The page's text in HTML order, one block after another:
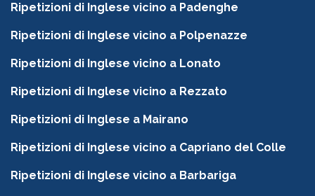
Ripetizioni di Inglese vicino a Padenghe
Ripetizioni di Inglese vicino a Polpenazze
Ripetizioni di Inglese vicino a Lonato
Ripetizioni di Inglese vicino a Rezzato
Ripetizioni di Inglese a Mairano
Ripetizioni di Inglese vicino a Capriano del Colle
Ripetizioni di Inglese vicino a Barbariga